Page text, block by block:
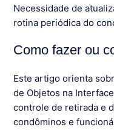
Necessidade de
rotina periódica do
Como fazer ou
Este artigo orienta
de Objetos na
controle de retirada e
condôminos e